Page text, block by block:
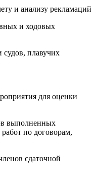
и анализу рекламаций
и ходовых
судов, плавучих
для оценки
выполненных
по договорам,
сдаточной